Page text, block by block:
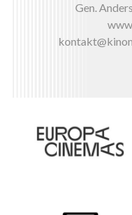
Gen.